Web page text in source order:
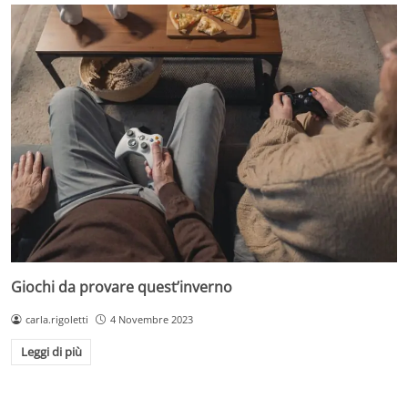
Giochi da provare quest’inverno
carla.rigoletti 4 Novembre 2023
Leggi di più